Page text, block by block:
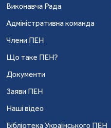
Виконавча Рада
Адміністративна команда
Члени ПЕН
Що таке ПЕН?
Документи
Заяви ПЕН
Наші відео
Бібліотека Українського ПЕН